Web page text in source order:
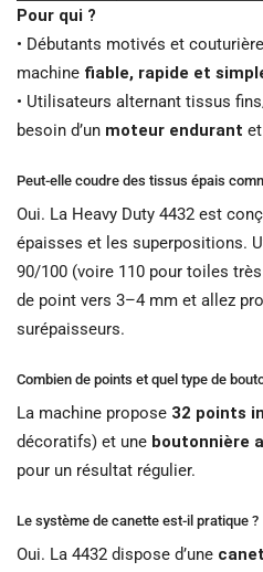
Pour qui ?
• Débutants motivés et
machine fiable, rapide et
• Utilisateurs alternant tissus
besoin d’un moteur endurant
Peut-elle coudre des tissus épais
Oui. La Heavy Duty 4432 est
épaisses et les superpositions.
90/100 (voire 110 pour toiles
de point vers 3–4 mm et allez
surépaisseurs.
Combien de points et quel type de
La machine propose 32 points
décoratifs) et une boutonnière
pour un résultat régulier.
Le système de canette est-il pratique ?
Oui. La 4432 dispose d’une